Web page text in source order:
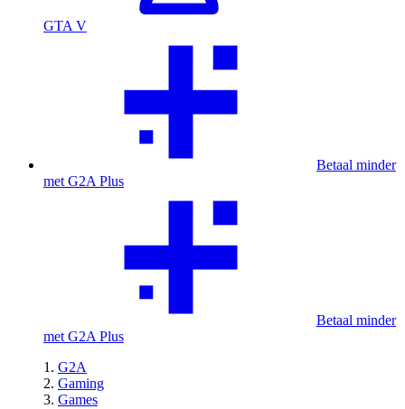
GTA V
Betaal minder
met G2A Plus
Betaal minder
met G2A Plus
G2A
Gaming
Games